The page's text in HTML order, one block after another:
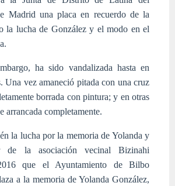
Madrid una placa en recuerdo de la
la lucha de González y el modo en el
ha sido vandalizada hasta en
Una vez amaneció pitada con una cruz
borrada con pintura; y en otras
arrancada completamente.
la lucha por la memoria de Yolanda y
de la asociación vecinal Bizinahi
que el Ayuntamiento de Bilbo
a la memoria de Yolanda González,